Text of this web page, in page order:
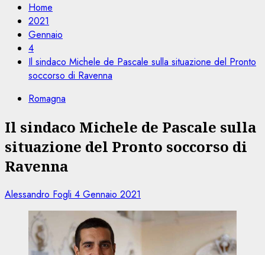
Home
2021
Gennaio
4
Il sindaco Michele de Pascale sulla situazione del Pronto
soccorso di Ravenna
Romagna
Il sindaco Michele de Pascale sulla
situazione del Pronto soccorso di
Ravenna
Alessandro Fogli 4 Gennaio 2021